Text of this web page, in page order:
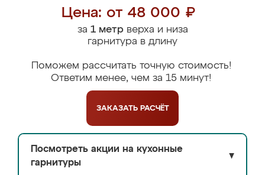
Цена: от 48 000 ₽
за 1 метрверха и низа
гарнитура в длину
Поможем рассчитать точную стоимость!
Ответим менее, чем за 15 минут!
ЗАКАЗАТЬ РАСЧЁТ
Посмотреть акции на кухонные
гарнитуры
▼